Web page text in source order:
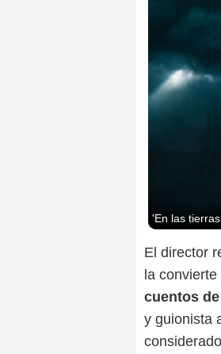
'En las
El director
la
cuentos
y guionista